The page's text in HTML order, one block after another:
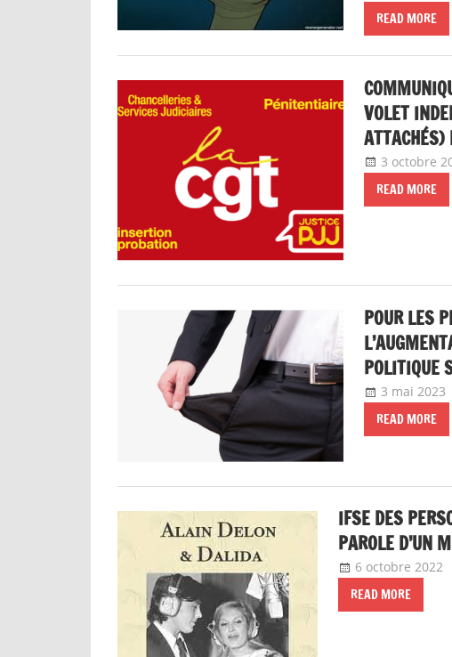
READ MORE
VOLET
ATTACHÉS)
3 octobre
READ MORE
POUR LES
POLITIQUE
3 mai 2023
READ MORE
IFSE DES
PAROLE D’UN
6 octobre 2022
READ MORE